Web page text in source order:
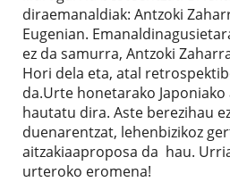
diraemanaldiak: Antzoki
Eugenian.
ez da samurra, Antzoki
Hori dela eta, atal
da.Urte honetarako
hautatu dira. Aste berezihau
duenarentzat, lehenbizikoz
aitzakiaaproposa da hau.
urteroko eromena!